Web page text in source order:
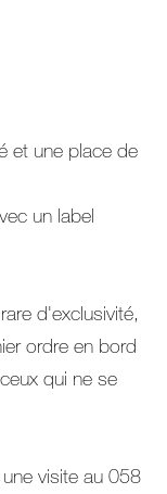
et une place de
un label
d'exclusivité,
ordre en bord
qui ne se
visite au 058